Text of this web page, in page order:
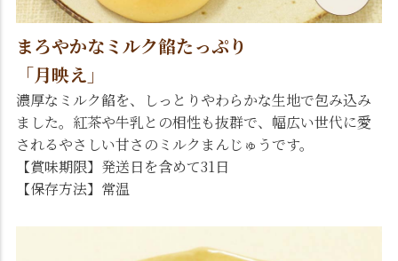
まろやかなミルク餡たっぷり
「月映え」
濃厚なミルク餡を、しっとりやわらかな生地で包み込み
ました。紅茶や牛乳との相性も抜群で、幅広い世代に愛
されるやさしい甘さのミルクまんじゅうです。
【賞味期限】発送日を含めて31日
【保存方法】常温